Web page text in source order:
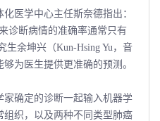
学中心主任斯奈德指出：
诊断病情的准确率通常只有
生余坤兴（Kun-Hsing Yu，音
为医生提供更准确的预测。
确定的诊断一起输入机器学
织，以及两种不同类型肺癌